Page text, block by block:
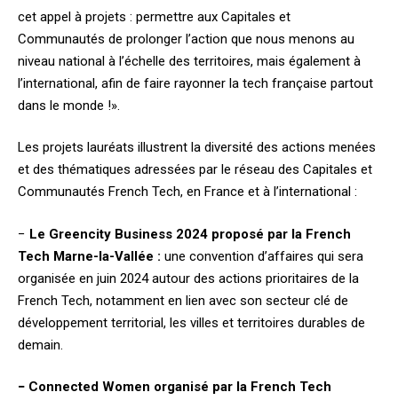
cet appel à projets : permettre aux Capitales et
Communautés de prolonger l’action que nous menons au
niveau national à l’échelle des territoires, mais également à
l’international, afin de faire rayonner la tech française partout
dans le monde !».
Les projets lauréats illustrent la diversité des actions menées
et des thématiques adressées par le réseau des Capitales et
Communautés French Tech, en France et à l’international :
− Le Greencity Business 2024 proposé par la French
Tech Marne-la-Vallée : une convention d’affaires qui sera
organisée en juin 2024 autour des actions prioritaires de la
French Tech, notamment en lien avec son secteur clé de
développement territorial, les villes et territoires durables de
demain.
− Connected Women organisé par la French Tech